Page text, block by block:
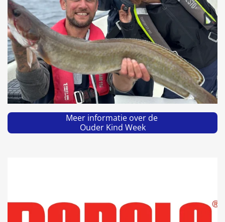
Meer informatie over de
Ouder Kind Week